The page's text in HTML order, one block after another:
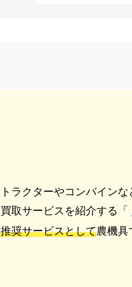
トラクターやコンバイン
買取サービスを紹介する「
推奨サービスとして農機具